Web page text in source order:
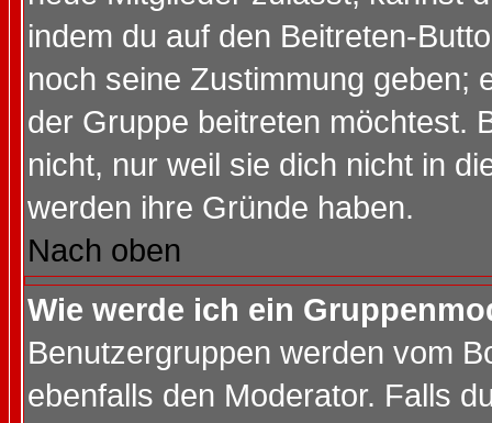
indem du auf den Beitreten-
noch seine Zustimmung geben;
der Gruppe beitreten möchtest.
nicht, nur weil sie dich nicht in
werden ihre Gründe haben.
Nach oben
Wie werde ich ein
Benutzergruppen werden vom
ebenfalls den Moderator. Falls